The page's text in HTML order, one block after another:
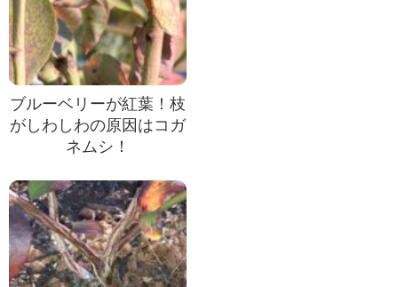
ブルーベリーが紅葉！枝
がしわしわの原因はコガ
ネムシ！